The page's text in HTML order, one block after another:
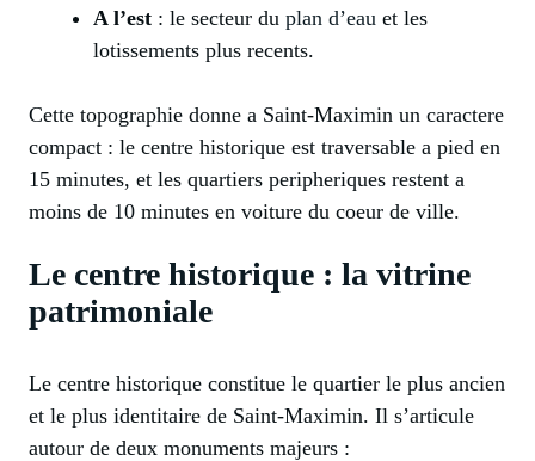
A l’est : le secteur du plan d’eau et les
lotissements plus recents.
Cette topographie donne a Saint-Maximin un caractere
compact : le centre historique est traversable a pied en
15 minutes, et les quartiers peripheriques restent a
moins de 10 minutes en voiture du coeur de ville.
Le centre historique : la vitrine
patrimoniale
Le centre historique constitue le quartier le plus ancien
et le plus identitaire de Saint-Maximin. Il s’articule
autour de deux monuments majeurs :